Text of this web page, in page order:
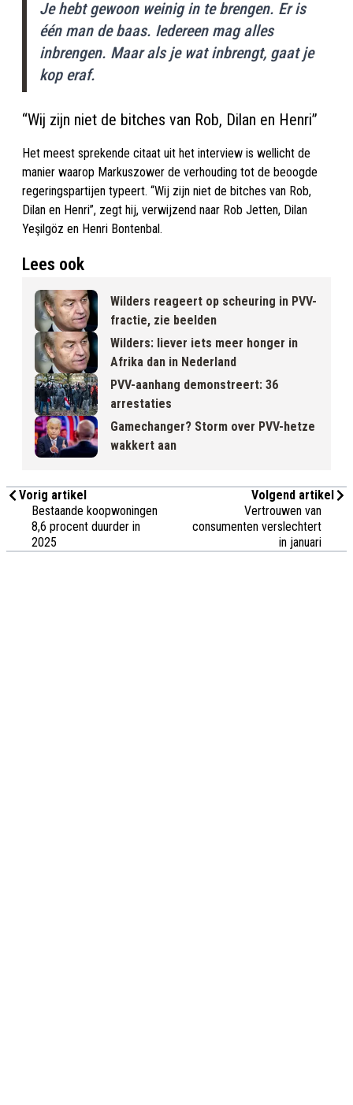
Je hebt gewoon weinig in te brengen. Er is
één man de baas. Iedereen mag alles
inbrengen. Maar als je wat inbrengt, gaat je
kop eraf.
“Wij zijn niet de bitches van Rob, Dilan en Henri”
Het meest sprekende citaat uit het interview is wellicht de
manier waarop Markuszower de verhouding tot de beoogde
regeringspartijen typeert. “Wij zijn niet de bitches van Rob,
Dilan en Henri”, zegt hij, verwijzend naar Rob Jetten, Dilan
Yeşilgöz en Henri Bontenbal.
Lees ook
Wilders reageert op scheuring in PVV-
fractie, zie beelden
Wilders: liever iets meer honger in
Afrika dan in Nederland
PVV-aanhang demonstreert: 36
arrestaties
Gamechanger? Storm over PVV-hetze
wakkert aan
Vorig artikel
Bestaande koopwoningen
8,6 procent duurder in
2025
Volgend artikel
Vertrouwen van
consumenten verslechtert
in januari